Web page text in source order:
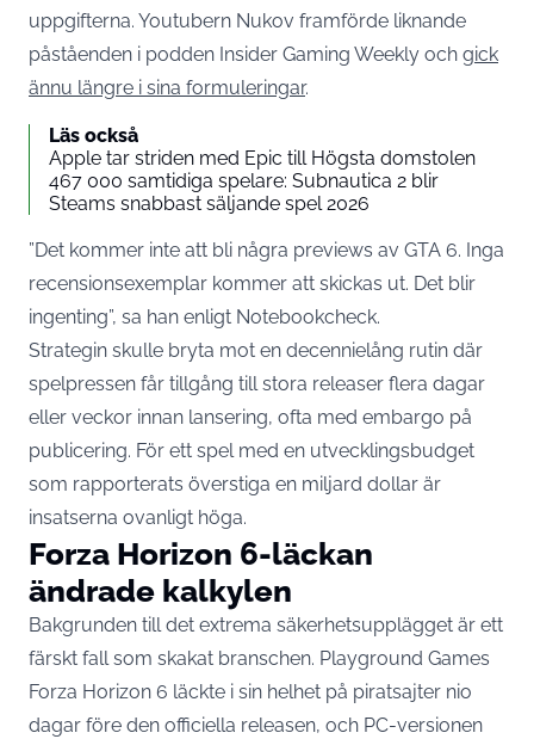
uppgifterna. Youtubern Nukov framförde liknande
påståenden i podden Insider Gaming Weekly och gick
ännu längre i sina formuleringar.
Läs också
Apple tar striden med Epic till Högsta domstolen
467 000 samtidiga spelare: Subnautica 2 blir
Steams snabbast säljande spel 2026
”Det kommer inte att bli några previews av GTA 6. Inga
recensionsexemplar kommer att skickas ut. Det blir
ingenting”, sa han enligt Notebookcheck.
Strategin skulle bryta mot en decennielång rutin där
spelpressen får tillgång till stora releaser flera dagar
eller veckor innan lansering, ofta med embargo på
publicering. För ett spel med en utvecklingsbudget
som rapporterats överstiga en miljard dollar är
insatserna ovanligt höga.
Forza Horizon 6-läckan
ändrade kalkylen
Bakgrunden till det extrema säkerhetsupplägget är ett
färskt fall som skakat branschen. Playground Games
Forza Horizon 6 läckte i sin helhet på piratsajter nio
dagar före den officiella releasen, och PC-versionen